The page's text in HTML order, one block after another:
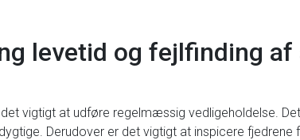
levetid og fejlfinding af
vigtigt at udføre regelmæssig vedligeholdelse.
Derudover er det vigtigt at inspicere fjedrene